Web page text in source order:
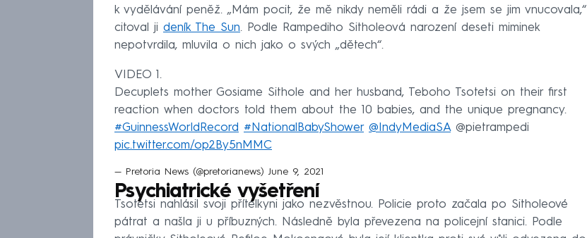
k vydělávání peněž. „Mám pocit, že mě nikdy neměli rádi a že jsem se jim vnucovala,“
citoval ji deník The Sun. Podle Rampediho Sitholeová narození deseti miminek
nepotvrdila, mluvila o nich jako o svých „dětech“.
VIDEO 1.
Decuplets mother Gosiame Sithole and her husband, Teboho Tsotetsi on their first
reaction when doctors told them about the 10 babies, and the unique pregnancy.
#GuinnessWorldRecord #NationalBabyShower @IndyMediaSA@pietrampedi
pic.twitter.com/op2By5nMMC
— Pretoria News (@pretorianews) June 9, 2021
Psychiatrické vyšetření
Tsotetsi nahlásil svoji přítelkyni jako nezvěstnou. Policie proto začala po Sitholeové
pátrat a našla ji u příbuzných. Následně byla převezena na policejní stanici. Podle